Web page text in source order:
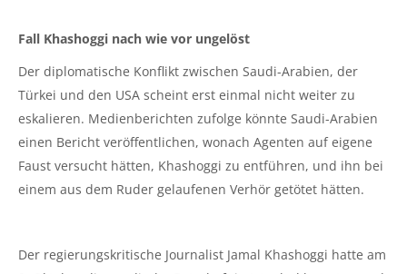
Fall Khashoggi nach wie vor ungelöst
Der diplomatische Konflikt zwischen Saudi-Arabien, der
Türkei und den USA scheint erst einmal nicht weiter zu
eskalieren. Medienberichten zufolge könnte Saudi-Arabien
einen Bericht veröffentlichen, wonach Agenten auf eigene
Faust versucht hätten, Khashoggi zu entführen, und ihn bei
einem aus dem Ruder gelaufenen Verhör getötet hätten.
Der regierungskritische Journalist Jamal Khashoggi hatte am